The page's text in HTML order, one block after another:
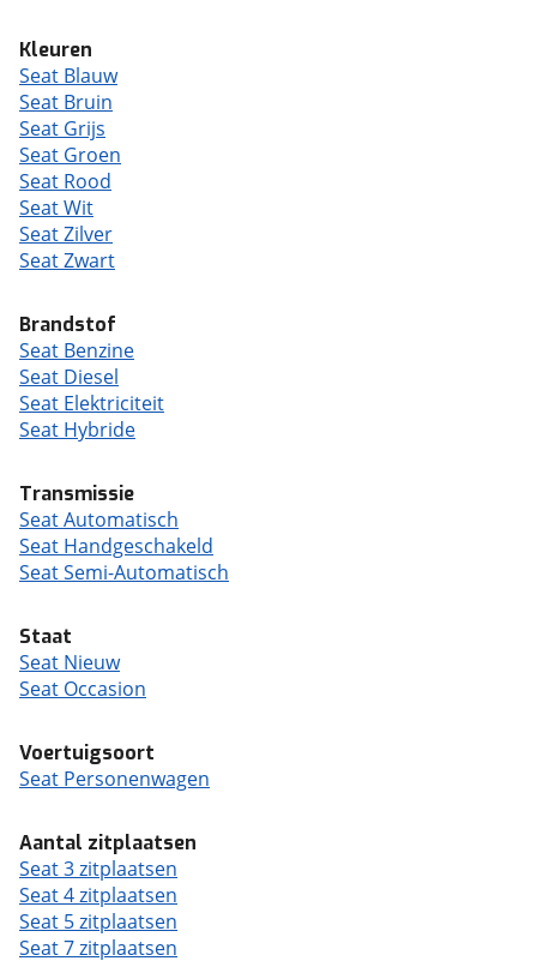
Kleuren
Seat Blauw
Seat Bruin
Seat Grijs
Seat Groen
Seat Rood
Seat Wit
Seat Zilver
Seat Zwart
Brandstof
Seat Benzine
Seat Diesel
Seat Elektriciteit
Seat Hybride
Transmissie
Seat Automatisch
Seat Handgeschakeld
Seat Semi-Automatisch
Staat
Seat Nieuw
Seat Occasion
Voertuigsoort
Seat Personenwagen
Aantal zitplaatsen
Seat 3 zitplaatsen
Seat 4 zitplaatsen
Seat 5 zitplaatsen
Seat 7 zitplaatsen